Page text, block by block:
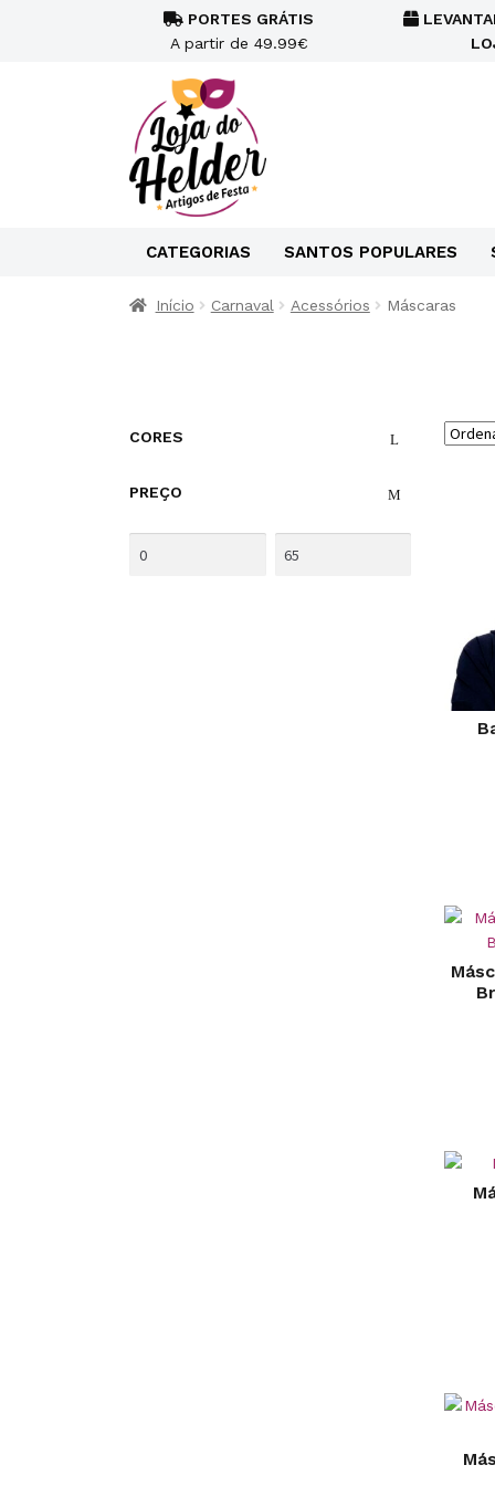
PORTES GRÁTIS
A partir de 49.99€
CATEGORIAS SANTOS POPULARES
Início Carnaval Acessórios Máscaras
CORES
PREÇO